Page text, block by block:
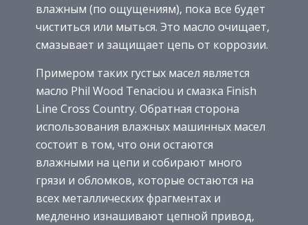
влажным (по ощущениям), пока все будет
чиститься или мыться. Это масло очищает,
смазывает и защищает цепь от коррозии.
Примером таких густых масел является
масло Phil Wood Tenaciou и смазка Finish
Line Cross Country. Обратная сторона
использования влажных машинных масел
состоит в том, что они остаются
влажными на цепи и собирают много
грязи и обломков, которые остаются на
всех металлических фрагментах и
медленно изнашивают цепной привод,